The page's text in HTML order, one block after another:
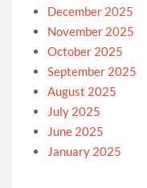
December 2025
November 2025
October 2025
September 2025
August 2025
July 2025
June 2025
January 2025